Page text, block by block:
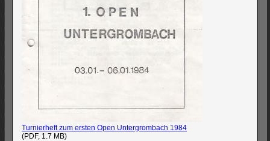
Turnierheft zum ersten Open Untergrombach 1984
(PDF, 1.7 MB)